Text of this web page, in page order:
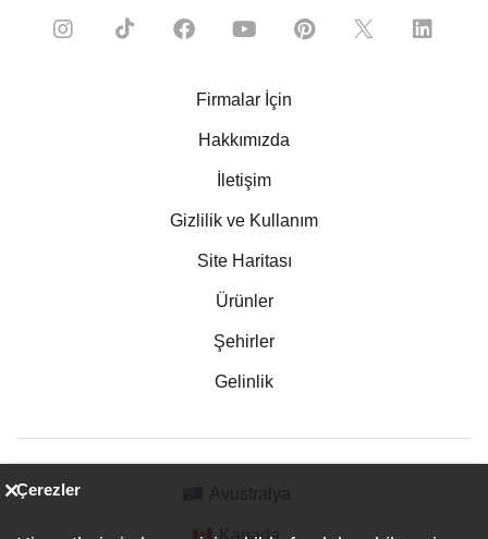
Firmalar İçin
Hakkımızda
İletişim
Gizlilik ve Kullanım
Site Haritası
Ürünler
Şehirler
Gelinlik
Kanada
Çerezler